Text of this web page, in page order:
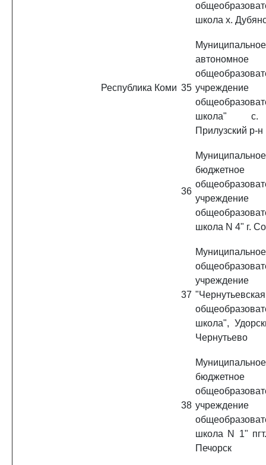
школа х.
Республика Коми 35
Муниципальное
автономное
учреждение
школа" с.
Прилузский р-н
36
Муниципальное
бюджетное
учреждение
школа N 4" г.
37
Муниципальное
учреждение
школа",
Чернутьево
38
Муниципальное
бюджетное
учреждение
школа N 1"
Печорск